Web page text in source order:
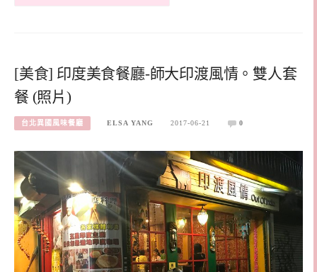
[美食] 印度美食餐廳-師大印渡風情。雙人套
餐 (照片)
台北異國風味餐廳 ELSA YANG 2017-06-21 0